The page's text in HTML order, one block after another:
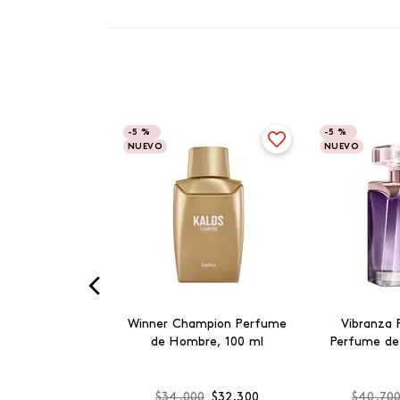
-5 %
NUEVO
Winner Champion Perfume
de Hombre, 100 ml
-5 %
NUEVO
Vibranza
Perfume